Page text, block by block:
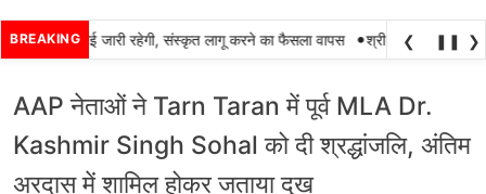
BREAKING
की पढ़ाई जारी रहेगी, संस्कृत लागू करने का फैसला वापस • श्री गुरु हरिकृष्ण साहिब
❮ ❚❚ ❯
AAP नेताओं ने Tarn Taran में पूर्व MLA Dr.
Kashmir Singh Sohal को दी श्रद्धांजलि, अंतिम
अरदास में शामिल होकर जताया दुख